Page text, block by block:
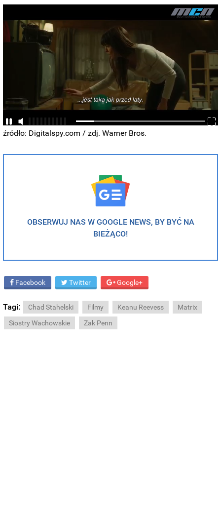
źródło: Digitalspy.com / zdj. Warner Bros.
OBSERWUJ NAS W GOOGLE NEWS, BY BYĆ NA
BIEŻĄCO!
Facebook Twitter Google+
Tagi: Chad Stahelski Filmy Keanu Reevess
Matrix
Siostry Wachowskie
Zak Penn